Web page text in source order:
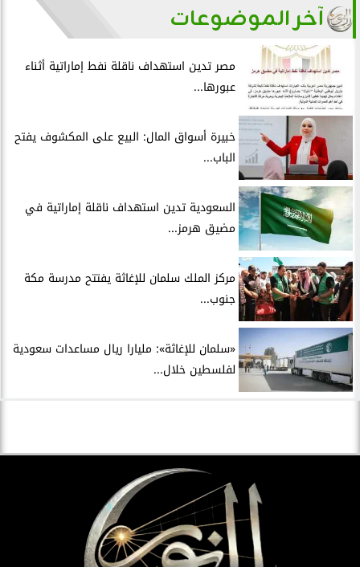
آخر الموضوعات
مصر تدين استهداف ناقلة نفط إماراتية أثناء
عبورها...
خبيرة أسواق المال: البيع على المكشوف يفتح
الباب...
السعودية تدين استهداف ناقلة إماراتية في
مضيق هرمز...
مركز الملك سلمان للإغاثة يفتتح مدرسة مكة
جنوب...
«سلمان للإغاثة»: مليارا ريال مساعدات سعودية
لفلسطين خلال...